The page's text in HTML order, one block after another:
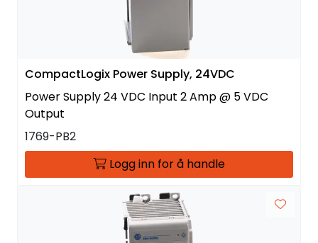
CompactLogix Power Supply, 24VDC
Power Supply 24 VDC Input 2 Amp @ 5 VDC
Output
1769-PB2
Logg inn for å handle